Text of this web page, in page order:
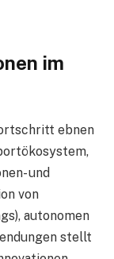
im
ebnen
und
von
autonomen
stellt